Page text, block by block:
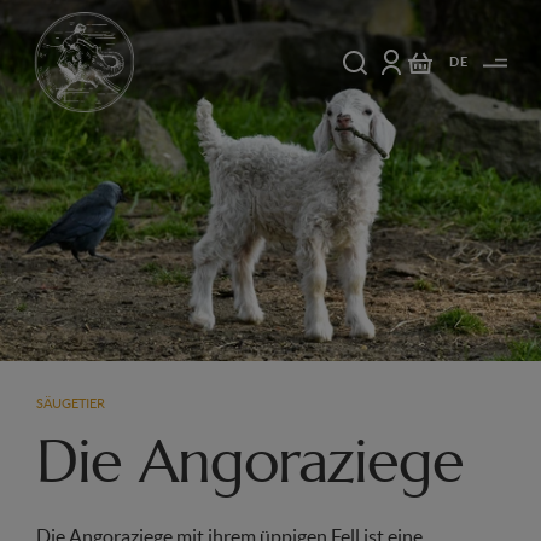
DE
SÄUGETIER
Die Angoraziege
Die Angoraziege mit ihrem üppigen Fell ist eine